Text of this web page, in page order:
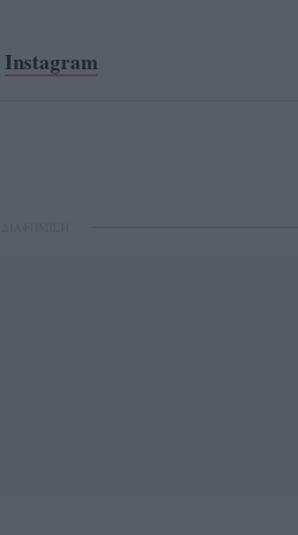
Instagram